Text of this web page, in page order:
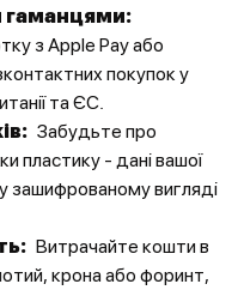
гаманцями:
з Apple Pay або
покупок у
та ЄС.
Забудьте про
пластику - дані вашої
зашифрованому вигляді
Витрачайте кошти в
крона або форинт,